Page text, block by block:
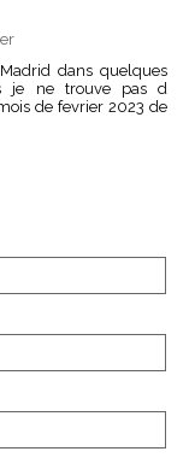
dans quelques
je ne trouve pas d
de fevrier 2023 de